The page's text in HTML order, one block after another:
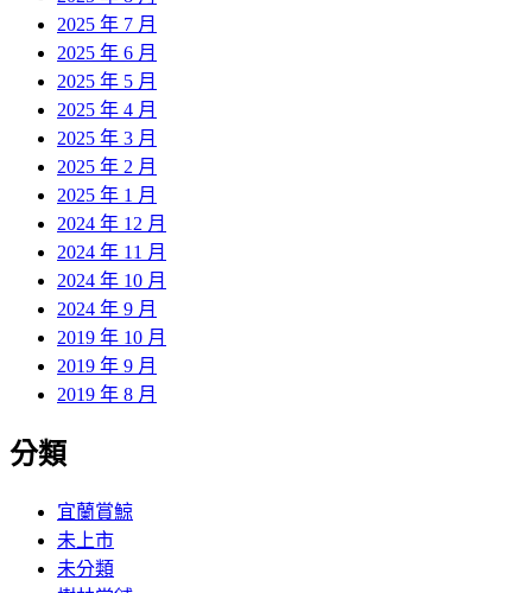
2025 年 7 月
2025 年 6 月
2025 年 5 月
2025 年 4 月
2025 年 3 月
2025 年 2 月
2025 年 1 月
2024 年 12 月
2024 年 11 月
2024 年 10 月
2024 年 9 月
2019 年 10 月
2019 年 9 月
2019 年 8 月
分類
宜蘭賞鯨
未上市
未分類